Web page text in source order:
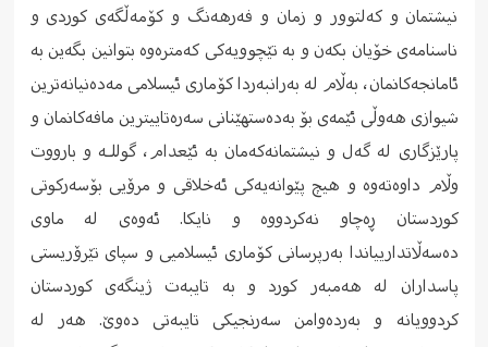
نیشتمان و کەلتوور و زمان و فەرهەنگ و کۆمەڵگەی کوردی و
ناسنامەی خۆیان بکەن و بە تێچوویەکی کەمترەوە بتوانین بگەین بە
ئامانجەکانمان، بەڵام لە بەرانبەردا کۆماری ئیسلامی مەدەنیانەترین
شیوازی هەوڵی ئێمەی بۆ بەدەستهێنانی سەرەتاییترین مافەکانمان و
پارێزگاری لە گەل و نیشتمانەکەمان بە ئێعدام، گوللـە و بارووت
وڵام داوەتەوە و هیچ پێوانەیەکی ئەخلاقی و مرۆیی بۆسەرکوتی
کوردستان ڕەچاو نەکردووە و نایکا. ئەوەی لە ماوی
دەسەڵاتدارییاندا بەرپرسانی کۆماری ئیسلامیی و سپای تێرۆریستی
پاسداران لە هەمبەر کورد و بە تایبەت ژینگەی کوردستان
کردوویانە و بەردەوامن سەرنجیکی تایبەتی دەوێ. هەر لە